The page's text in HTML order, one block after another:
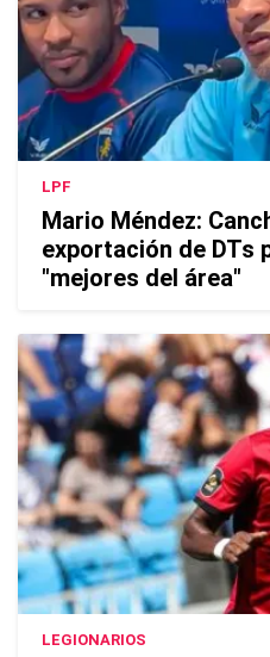
LPF
Mario Méndez:
exportación de DTs
"mejores del área"
LEGIONARIOS